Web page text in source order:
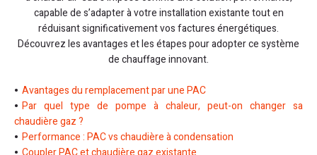
capable de s’adapter à votre installation existante tout en
réduisant significativement vos factures énergétiques.
Découvrez les avantages et les étapes pour adopter ce système
de chauffage innovant.
Avantages du remplacement par une PAC
Par quel type de pompe à chaleur, peut-on changer sa
chaudière gaz ?
Performance : PAC vs chaudière à condensation